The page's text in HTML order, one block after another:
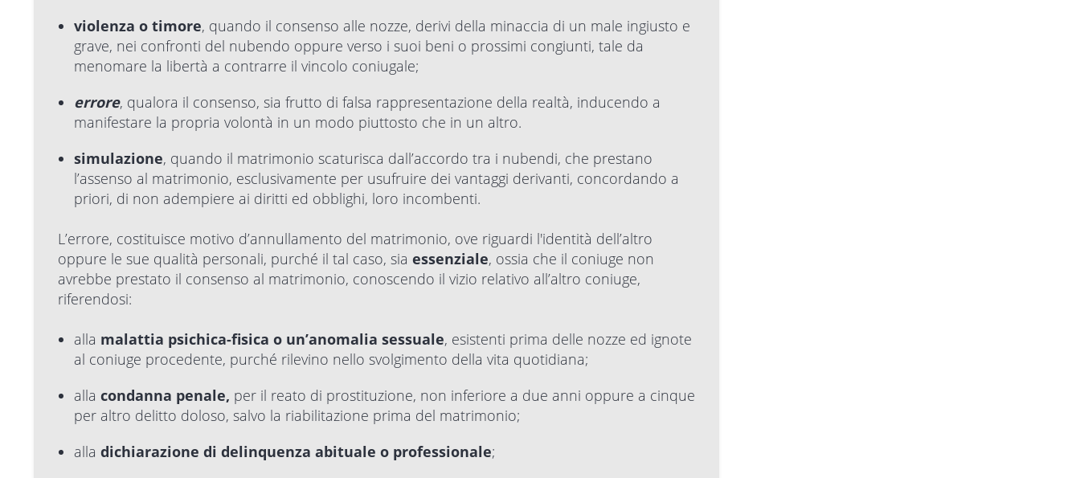
violenza o timore, quando il consenso alle nozze, derivi della minaccia di un male ingiusto e
grave, nei confronti del nubendo oppure verso i suoi beni o prossimi congiunti, tale da
menomare la libertà a contrarre il vincolo coniugale;
errore, qualora il consenso, sia frutto di falsa rappresentazione della realtà, inducendo a
manifestare la propria volontà in un modo piuttosto che in un altro.
simulazione, quando il matrimonio scaturisca dall’accordo tra i nubendi, che prestano
l’assenso al matrimonio, esclusivamente per usufruire dei vantaggi derivanti, concordando a
priori, di non adempiere ai diritti ed obblighi, loro incombenti.
L’errore, costituisce motivo d’annullamento del matrimonio, ove riguardi l'identità dell’altro
oppure le sue qualità personali, purché il tal caso, sia essenziale, ossia che il coniuge non
avrebbe prestato il consenso al matrimonio, conoscendo il vizio relativo all’altro coniuge,
riferendosi:
alla malattia psichica-fisica o un’anomalia sessuale, esistenti prima delle nozze ed ignote
al coniuge procedente, purché rilevino nello svolgimento della vita quotidiana;
alla condanna penale, per il reato di prostituzione, non inferiore a due anni oppure a cinque
per altro delitto doloso, salvo la riabilitazione prima del matrimonio;
alla dichiarazione di delinquenza abituale o professionale;